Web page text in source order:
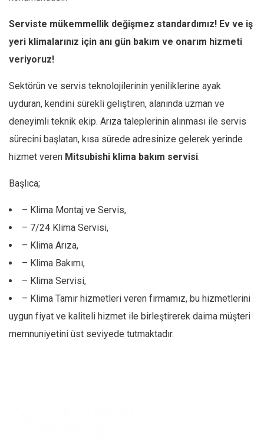
Serviste mükemmellik değişmez standardımız! Ev ve iş
yeri klimalarınız için anı gün bakım ve onarım hizmeti
veriyoruz!
Sektörün ve servis teknolojilerinin yeniliklerine ayak
uyduran, kendini sürekli geliştiren, alanında uzman ve
deneyimli teknik ekip. Arıza taleplerinin alınması ile servis
sürecini başlatan, kısa sürede adresinize gelerek yerinde
hizmet veren Mitsubishi klima bakım servisi.
Başlıca;
– Klima Montaj ve Servis,
– 7/24 Klima Servisi,
– Klima Arıza,
– Klima Bakımı,
– Klima Servisi,
– Klima Tamir hizmetleri veren firmamız, bu hizmetlerini
uygun fiyat ve kaliteli hizmet ile birleştirerek daima müşteri
memnuniyetini üst seviyede tutmaktadır.